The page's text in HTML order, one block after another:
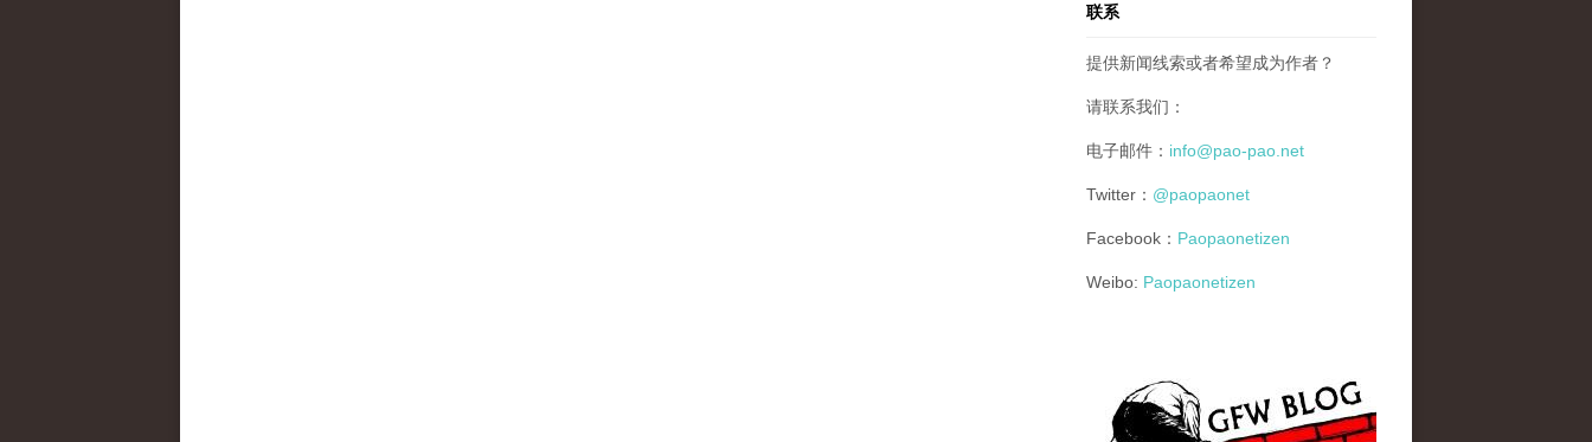
联系
提供新闻线索或者希望成为作者？
请联系我们：
电子邮件： info@pao-pao.net
Twitter： @paopaonet
Facebook： Paopaonetizen
Weibo: Paopaonetizen
gfw_blog_small.jpg